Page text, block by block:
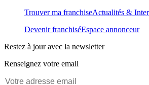
Trouver ma franchiseActualités &
Devenir franchiséEspace annonceur
Restez à jour avec la newsletter
Renseignez votre email